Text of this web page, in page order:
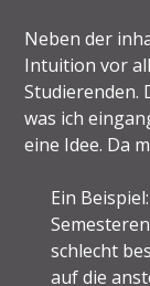
Neben der
Intuition vor
Studierenden.
was ich
eine Idee. Da
Ein
schlecht
auf die